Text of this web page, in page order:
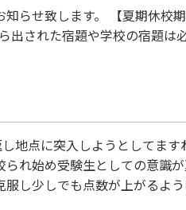
らせ致します。 【夏期休校
された宿題や学校の宿題は
地点に突入しようとしてま
れ始め受験生としての意識
し少しでも点数が上がるよ